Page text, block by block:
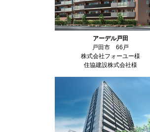
アーデル戸田
戸田市 66戸
株式会社フォーユー様
住協建設株式会社様